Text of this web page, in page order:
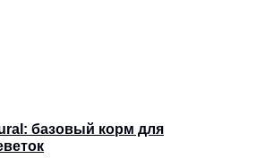
базовый корм для